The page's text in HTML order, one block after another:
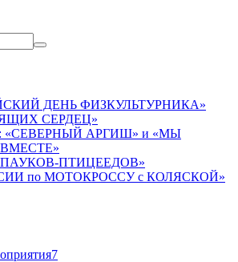
ДЕНЬ ФИЗКУЛЬТУРНИКА»
СЕРДЕЦ»
АРГИШ» и «МЫ
ПТИЦЕЕДОВ»
по МОТОКРОССУ с КОЛЯСКОЙ»
7